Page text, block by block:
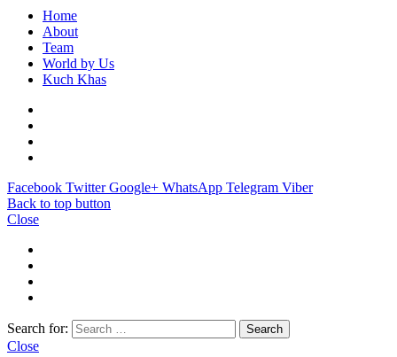
Home
About
Team
World by Us
Kuch Khas
Facebook Twitter Google+ WhatsApp Telegram Viber
Back to top button
Close
Search for:
Close